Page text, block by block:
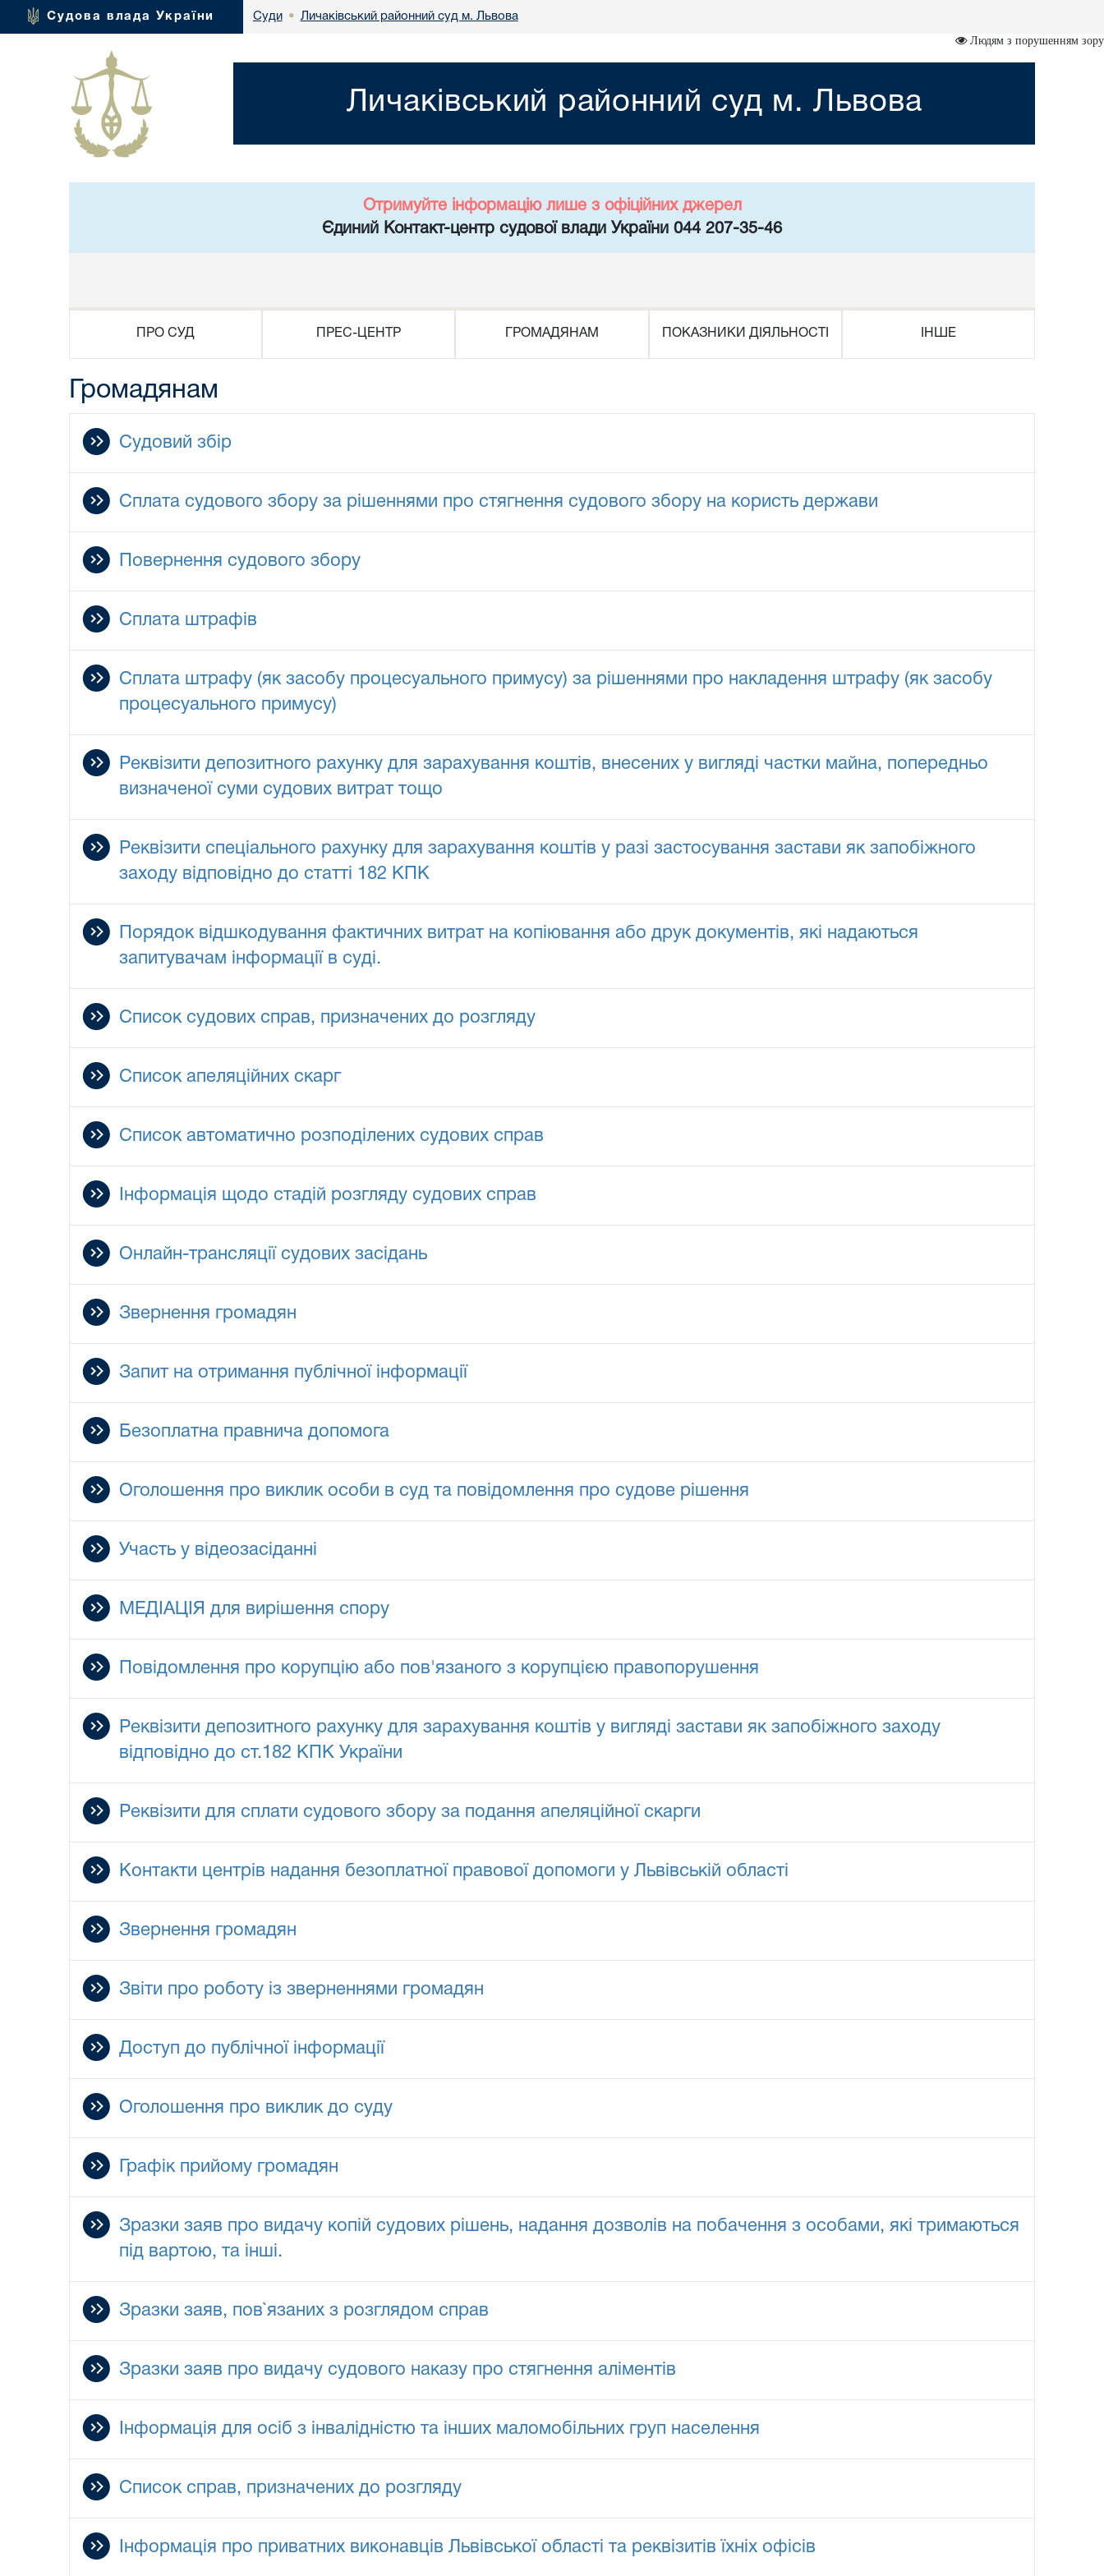
Судова влада України Суди • Личаківський районний суд м. Львова
Людям з порушенням зору
Личаківський районний суд м. Львова
Отримуйте інформацію лише з офіційних джерел
Єдиний Контакт-центр судової влади України 044 207-35-46
ПРО СУД ПРЕС-ЦЕНТР ГРОМАДЯНАМ ПОКАЗНИКИ ДІЯЛЬНОСТІ ІНШЕ
Громадянам
Судовий збір
Сплата судового збору за рішеннями про стягнення судового збору на користь держави
Повернення судового збору
Сплата штрафів
Сплата штрафу (як засобу процесуального примусу) за рішеннями про накладення штрафу (як засобу
процесуального примусу)
Реквізити депозитного рахунку для зарахування коштів, внесених у вигляді частки майна, попередньо
визначеної суми судових витрат тощо
Реквізити спеціального рахунку для зарахування коштів у разі застосування застави як запобіжного
заходу відповідно до статті 182 КПК
Порядок відшкодування фактичних витрат на копіювання або друк документів, які надаються
запитувачам інформації в суді.
Список судових справ, призначених до розгляду
Список апеляційних скарг
Список автоматично розподілених судових справ
Інформація щодо стадій розгляду судових справ
Онлайн-трансляції судових засідань
Звернення громадян
Запит на отримання публічної інформації
Безоплатна правнича допомога
Оголошення про виклик особи в суд та повідомлення про судове рішення
Участь у відеозасіданні
МЕДІАЦІЯ для вирішення спору
Повідомлення про корупцію або пов'язаного з корупцією правопорушення
Реквізити депозитного рахунку для зарахування коштів у вигляді застави як запобіжного заходу
відповідно до ст.182 КПК України
Реквізити для сплати судового збору за подання апеляційної скарги
Контакти центрів надання безоплатної правової допомоги у Львівській області
Звернення громадян
Звіти про роботу із зверненнями громадян
Доступ до публічної інформації
Оголошення про виклик до суду
Графік прийому громадян
Зразки заяв про видачу копій судових рішень, надання дозволів на побачення з особами, які тримаються
під вартою, та інші.
Зразки заяв, пов`язаних з розглядом справ
Зразки заяв про видачу судового наказу про стягнення аліментів
Інформація для осіб з інвалідністю та інших маломобільних груп населення
Список справ, призначених до розгляду
Інформація про приватних виконавців Львівської області та реквізитів їхніх офісів